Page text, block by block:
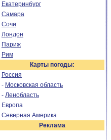
Екатеринбург
Самара
Сочи
Лондон
Париж
Рим
Карты погоды:
Россия
- Московская область
- Ленобласть
Европа
Северная Америка
Реклама